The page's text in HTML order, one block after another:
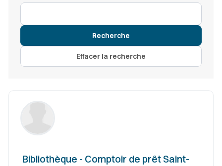
Bibliothèque - Comptoir de prêt Saint-